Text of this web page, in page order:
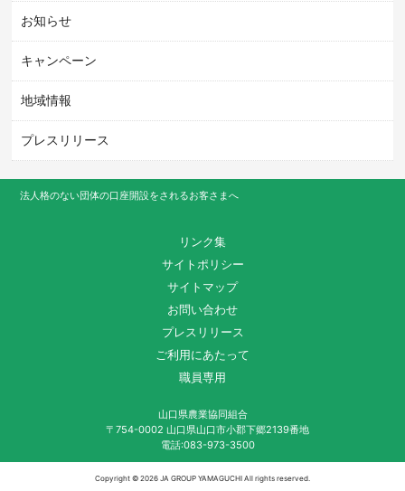
お知らせ
キャンペーン
地域情報
プレスリリース
法人格のない団体の口座開設をされるお客さまへ
リンク集
サイトポリシー
サイトマップ
お問い合わせ
プレスリリース
ご利用にあたって
職員専用
山口県農業協同組合
〒754-0002 山口県山口市小郡下郷2139番地
電話:083-973-3500
Copyright © 2026 JA GROUP YAMAGUCHI All rights reserved.